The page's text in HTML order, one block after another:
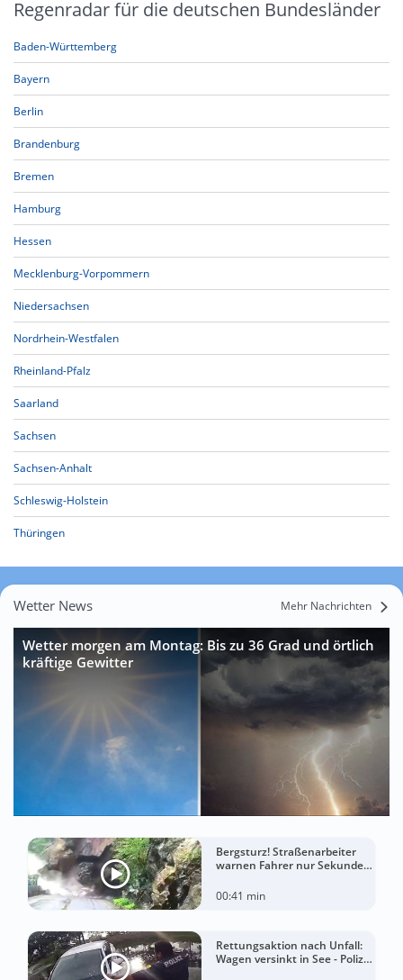
Regenradar für die deutschen Bundesländer
Baden-Württemberg
Bayern
Berlin
Brandenburg
Bremen
Hamburg
Hessen
Mecklenburg-Vorpommern
Niedersachsen
Nordrhein-Westfalen
Rheinland-Pfalz
Saarland
Sachsen
Sachsen-Anhalt
Schleswig-Holstein
Thüringen
Wetter News Mehr Nachrichten
Wetter morgen am Montag: Bis zu 36 Grad und örtlich
kräftige Gewitter
Bergsturz! Straßenarbeiter
warnen Fahrer nur Sekunden
00:41 min
Rettungsaktion nach Unfall:
Wagen versinkt in See - Polizei